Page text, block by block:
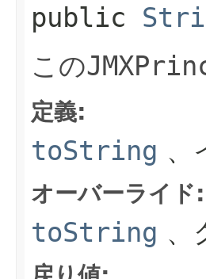
public
この
定義:
toString 、
オーバーライド:
toString 、